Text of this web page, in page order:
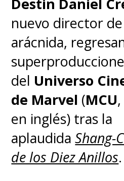
nuevo director de
arácnida,
del Universo
de Marvel (MCU
en inglés) tras la
aplaudidaShang-
de los Diez Anillos.